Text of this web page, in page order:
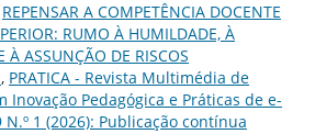
REPENSAR A COMPETÊNCIA DOCENTE
RUMO À HUMILDADE, À
À ASSUNÇÃO DE RISCOS
, PRATICA - Revista Multimédia de
Inovação Pedagógica e Práticas de e-
N.º 1 (2026): Publicação contínua